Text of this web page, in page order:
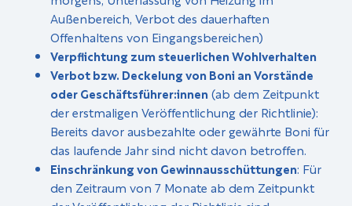
Außenbereich, Verbot des dauerhaften
Offenhaltens von Eingangsbereichen)
Verpflichtung zum steuerlichen Wohlverhalten
Verbot bzw. Deckelung von Boni an Vorstände
oder Geschäftsführer:innen(ab dem Zeitpunkt
der erstmaligen Veröffentlichung der Richtlinie):
Bereits davor ausbezahlte oder gewährte Boni für
das laufende Jahr sind nicht davon betroffen.
Einschränkung von Gewinnausschüttungen: Für
den Zeitraum von 7 Monate ab dem Zeitpunkt